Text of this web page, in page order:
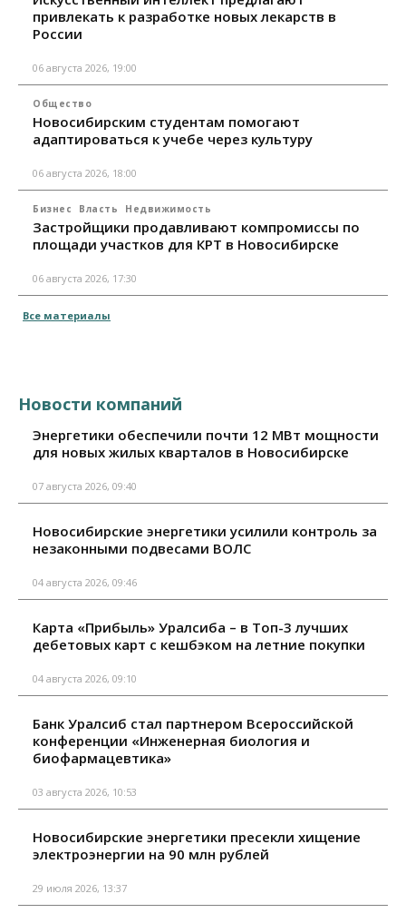
привлекать к разработке новых лекарств в
России
06 августа 2026, 19:00
Общество
Новосибирским студентам помогают
адаптироваться к учебе через культуру
06 августа 2026, 18:00
Бизнес Власть Недвижимость
Застройщики продавливают компромиссы по
площади участков для КРТ в Новосибирске
06 августа 2026, 17:30
Все материалы
Новости компаний
Энергетики обеспечили почти 12 МВт мощности
для новых жилых кварталов в Новосибирске
07 августа 2026, 09:40
Новосибирские энергетики усилили контроль за
незаконными подвесами ВОЛС
04 августа 2026, 09:46
Карта «Прибыль» Уралсиба – в Топ-3 лучших
дебетовых карт с кешбэком на летние покупки
04 августа 2026, 09:10
Банк Уралсиб стал партнером Всероссийской
конференции «Инженерная биология и
биофармацевтика»
03 августа 2026, 10:53
Новосибирские энергетики пресекли хищение
электроэнергии на 90 млн рублей
29 июля 2026, 13:37